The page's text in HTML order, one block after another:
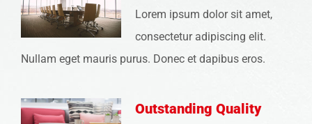
Lorem ipsum dolor sit amet,
consectetur adipiscing elit.
Nullam eget mauris purus. Donec et dapibus eros.
Outstanding Quality